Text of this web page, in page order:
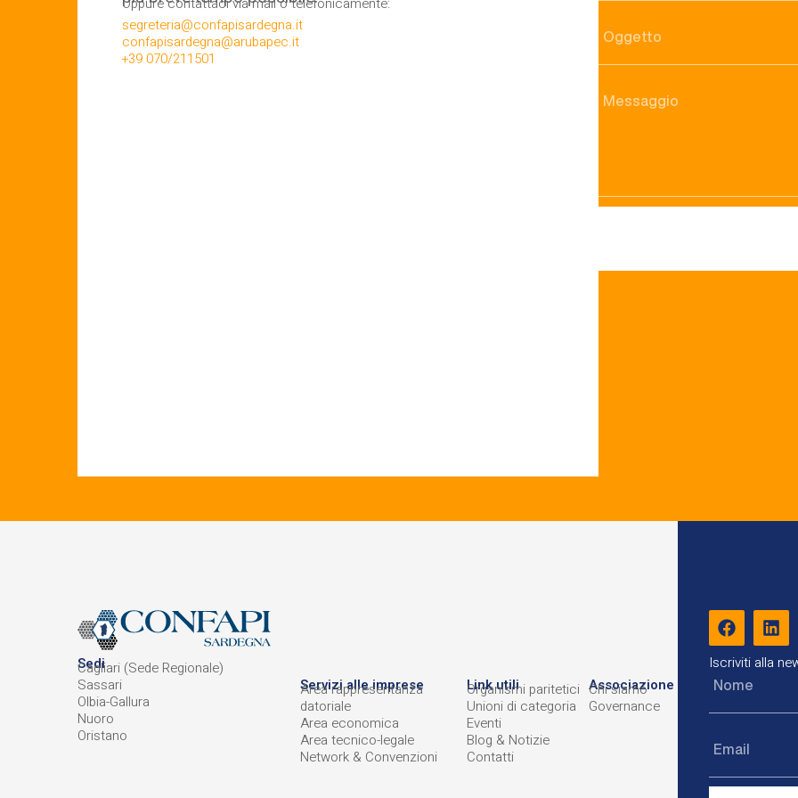
segreteria@confapisardegna.it
confapisardegna@arubapec.it
+39 070/211501
Sedi
Cagliari (Sede Regionale)
Sassari
Olbia-Gallura
Nuoro
Oristano
Servizi alle imprese
Area rappresentanza
datoriale
Area economica
Area tecnico-legale
Network & Convenzioni
Link utili
Organismi paritetici
Unioni di categoria
Eventi
Blog & Notizie
Contatti
Associazione
Chi siamo
Governance
Iscriviti alla